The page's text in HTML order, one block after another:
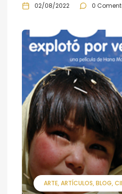
02/08/2022 0
ARTE ARTÍCULOS BLOG